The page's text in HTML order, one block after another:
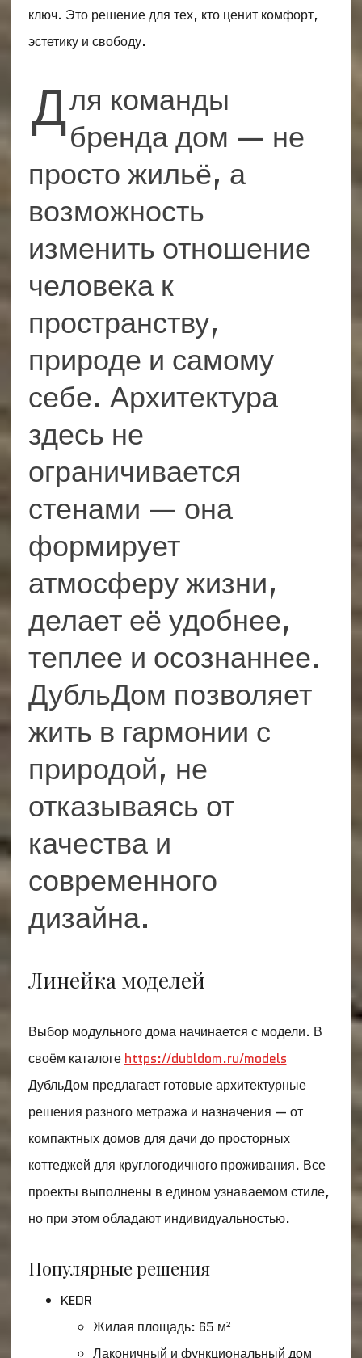
ключ. Это решение для тех, кто ценит комфорт,
эстетику и свободу.
Для команды
бренда дом — не
просто жильё, а
возможность
изменить отношение
человека к
пространству,
природе и самому
себе. Архитектура
здесь не
ограничивается
стенами — она
формирует
атмосферу жизни,
делает её удобнее,
теплее и осознаннее.
ДубльДом позволяет
жить в гармонии с
природой, не
отказываясь от
качества и
современного
дизайна.
Линейка моделей
Выбор модульного дома начинается с модели. В
своём каталоге https://dubldom.ru/models
ДубльДом предлагает готовые архитектурные
решения разного метража и назначения — от
компактных домов для дачи до просторных
коттеджей для круглогодичного проживания. Все
проекты выполнены в едином узнаваемом стиле,
но при этом обладают индивидуальностью.
Популярные решения
KEDR
Жилая площадь: 65 м²
Лаконичный и функциональный дом